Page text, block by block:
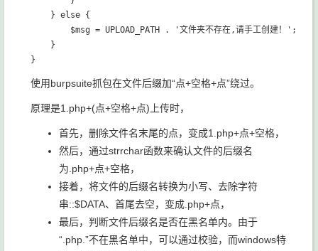
    } else {
        $msg = UPLOAD_PATH . '文件夹不存在,请手工创建！';
    }
使用burpsuite抓包在文件后缀加“点+空格+点”绕过。
原理是1.php+(点+空格+点)上传时，
首先，删除文件名末尾的点，变成1.php+点+空格，
然后，通过strrchar函数来确认文件的后缀名
为.php+点+空格，
接着，将文件的后缀名转换为小写、去除字符
串::$DATA、首尾去空，变成.php+点，
最后，判断文件后缀名是否在黑名单内。由于
“.php.”不在黑名单中，可以通过校验，而windows特